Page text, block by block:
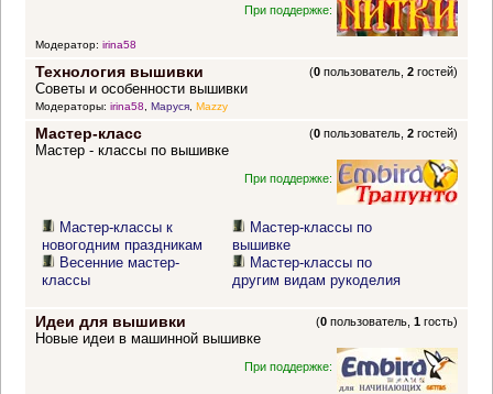
При поддержке:
Модератор: irina58
Технология вышивки (0 пользователь,2 гостей)
Советы и особенности вышивки
Модераторы: irina58, Маруся, Mazzy
Мастер-класс (0 пользователь,2 гостей)
Мастер - классы по вышивке
При поддержке:
Мастер-классы к
новогодним праздникам
Весенние мастер-
классы
Мастер-классы по
вышивке
Мастер-классы по
другим видам рукоделия
Идеи для вышивки (0 пользователь,1 гость)
Новые идеи в машинной вышивке
При поддержке: